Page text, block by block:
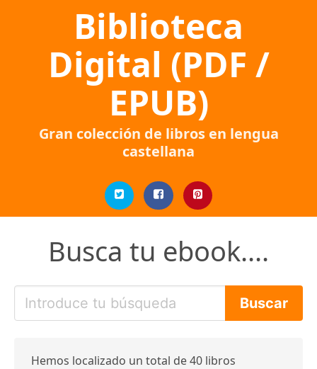
Biblioteca
Digital (PDF /
EPUB)
Gran colección de libros en lengua
castellana
Busca tu ebook....
Hemos localizado un total de 40 libros